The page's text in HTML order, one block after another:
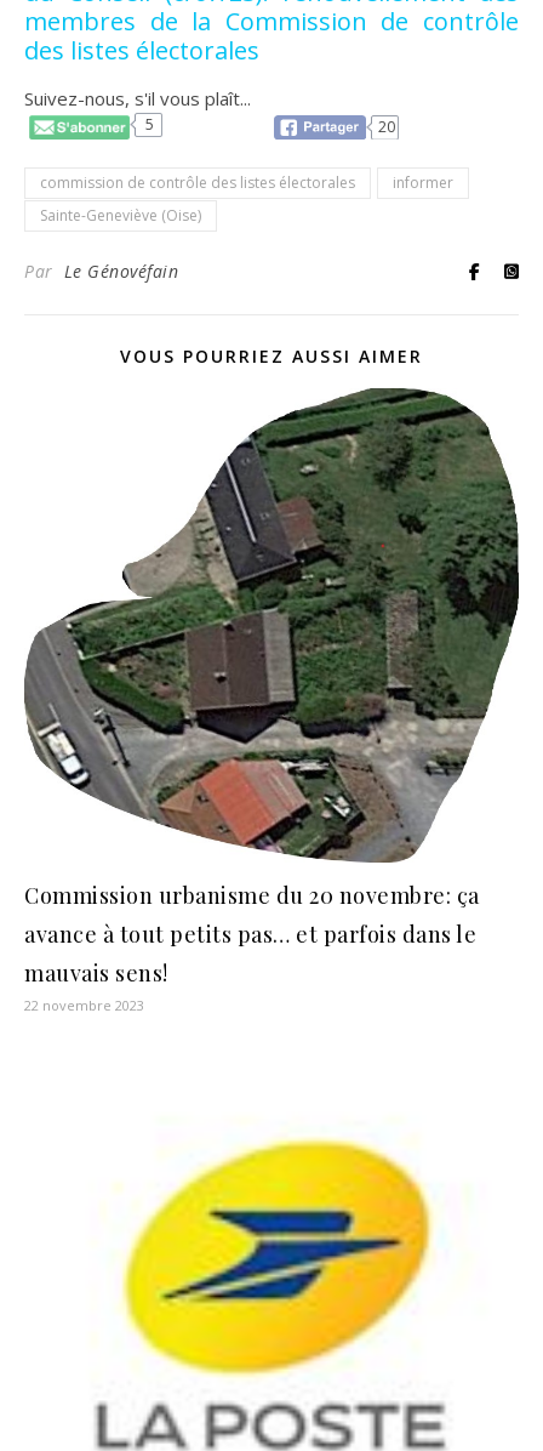
membres de la Commission de contrôle
des listes électorales
Suivez-nous, s'il vous plaît...
5 20
commission de contrôle des listes électorales
informer
Sainte-Geneviève (Oise)
Par Le Génovéfain
VOUS POURRIEZ AUSSI AIMER
Commission urbanisme du 20 novembre: ça
avance à tout petits pas… et parfois dans le
mauvais sens!
22 novembre 2023